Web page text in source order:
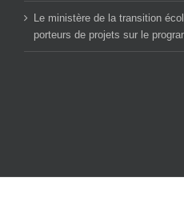
Le ministère de la transition
porteurs de projets sur le